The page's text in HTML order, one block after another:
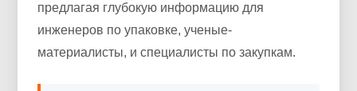
предлагая глубокую информацию для
инженеров по упаковке, ученые-
материалисты, и специалисты по закупкам.